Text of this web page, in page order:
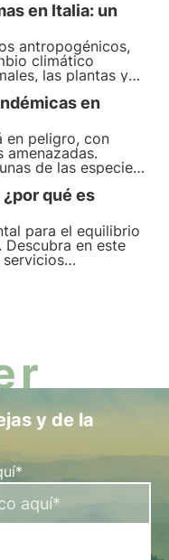
en Italia: un
antropogénicos,
climático
las plantas y
programa de la
y la
actuar a tiempo.
en
en peligro, con
amenazadas.
de las especies
cómo el proyecto
puede contribuir a
ecológico de
qué es
para el equilibrio
en este
de su pérdida y
y de la